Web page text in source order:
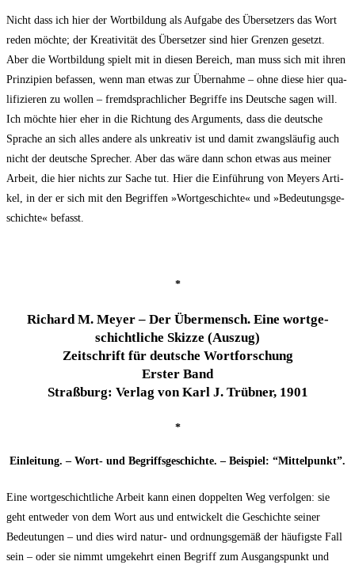
Nicht dass ich hier der Wort­bil­dung als Auf­ga­be des Über­set­zers das Wort
reden möch­te; der Krea­ti­vi­tät des Über­set­zer sind hier Gren­zen gesetzt.
Aber die Wort­bil­dung spielt mit in die­sen Bereich, man muss sich mit ihren
Prin­zi­pi­en befas­sen, wenn man etwas zur Über­nah­me – ohne die­se hier qua­
li­fi­zie­ren zu wol­len – fremd­sprach­li­cher Begrif­fe ins Deut­sche sagen will.
Ich möch­te hier eher in die Rich­tung des Argu­ments, dass die deut­sche
Spra­che an sich alles ande­re als unkrea­tiv ist und damit zwangs­läu­fig auch
nicht der deut­sche Spre­cher. Aber das wäre dann schon etwas aus mei­ner
Arbeit, die hier nichts zur Sache tut. Hier die Ein­füh­rung von Mey­ers Arti­
kel, in der er sich mit den Begrif­fen »Wort­ge­schich­te« und »Bedeu­tungs­ge­
schich­te« befasst.
*
Richard M. Mey­er – Der Über­mensch. Eine wort­ge­
schicht­li­che Skiz­ze (Aus­zug)
Zeit­schrift für deut­sche Wortforschung
Ers­ter Band
Straß­burg: Ver­lag von Karl J. Trüb­ner, 1901
*
Ein­lei­tung. – Wort- und Begriffs­ge­schich­te. – Bei­spiel: “Mit­tel­punkt”.
Eine wort­ge­schicht­li­che Arbeit kann einen dop­pel­ten Weg ver­fol­gen: sie
geht ent­we­der von dem Wort aus und ent­wi­ckelt die Geschich­te sei­ner
Bedeu­tun­gen – und dies wird natur- und ord­nungs­ge­mäß der häu­figs­te Fall
sein – oder sie nimmt umge­kehrt einen Begriff zum Aus­gangs­punkt und